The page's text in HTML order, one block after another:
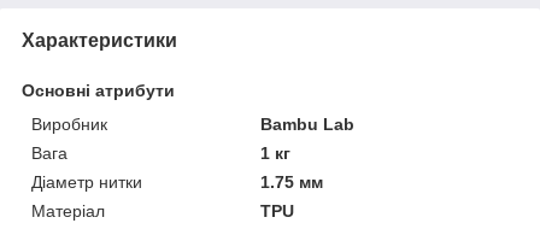
Характеристики
Основні атрибути
Виробник
Bambu Lab
Вага
1 кг
Діаметр нитки
1.75 мм
Матеріал
TPU